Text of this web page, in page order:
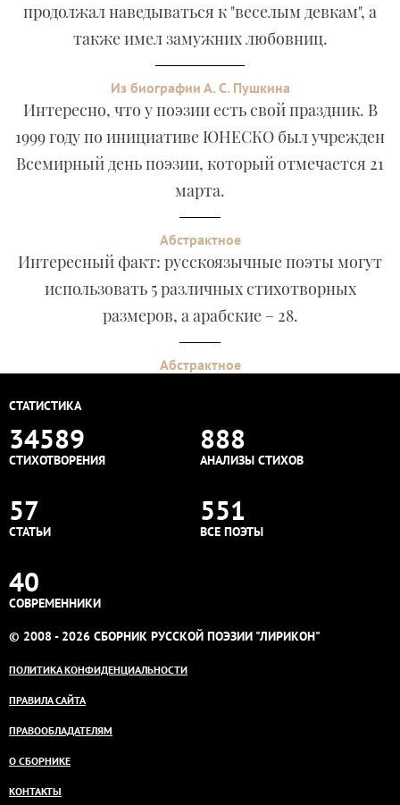
продолжал наведываться к "веселым девкам", а
также имел замужних любовниц.
Из биографии А. С. Пушкина
Интересно, что у поэзии есть свой праздник. В
1999 году по инициативе ЮНЕСКО был учрежден
Всемирный день поэзии, который отмечается 21
марта.
Абстрактное
Интересный факт: русскоязычные поэты могут
использовать 5 различных стихотворных
размеров, а арабские – 28.
Абстрактное
СТАТИСТИКА
34589
СТИХОТВОРЕНИЯ
888
АНАЛИЗЫ СТИХОВ
57
СТАТЬИ
551
ВСЕ ПОЭТЫ
40
СОВРЕМЕННИКИ
© 2008 - 2026 СБОРНИК РУССКОЙ ПОЭЗИИ "ЛИРИКОН"
ПОЛИТИКА КОНФИДЕНЦИАЛЬНОСТИ
ПРАВИЛА САЙТА
ПРАВООБЛАДАТЕЛЯМ
О СБОРНИКЕ
КОНТАКТЫ